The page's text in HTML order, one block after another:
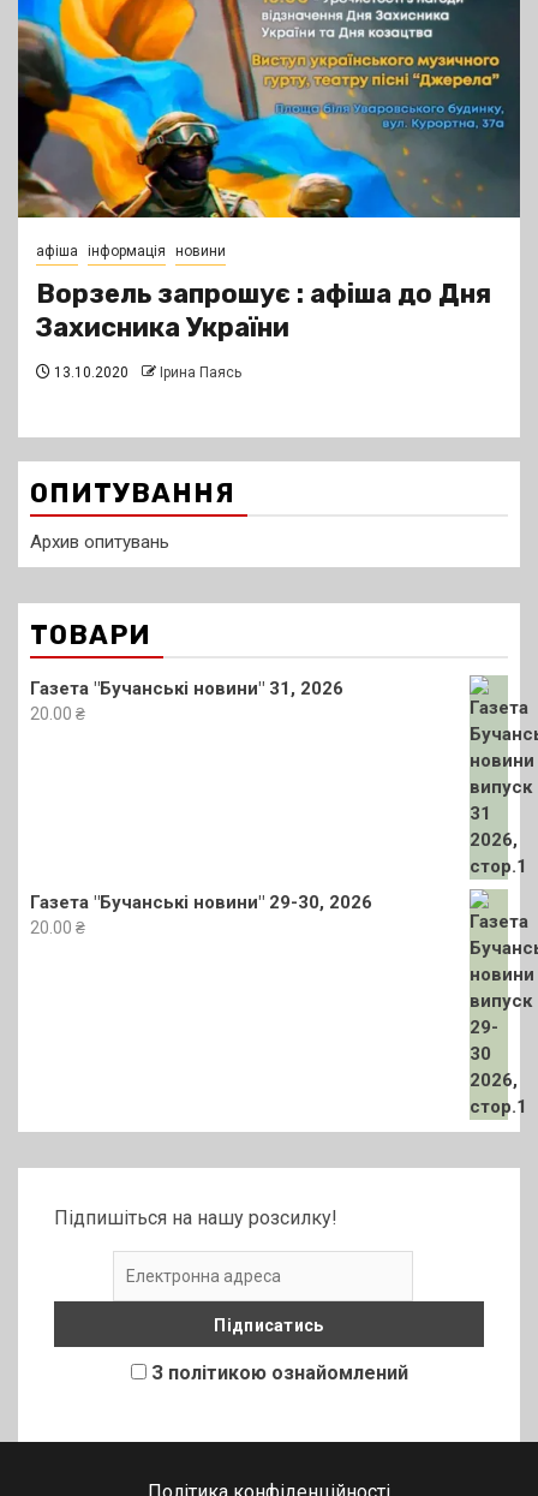
афіша інформація новини
Ворзель запрошує : афіша до Дня
Захисника України
13.10.2020 Ірина Паясь
ОПИТУВАННЯ
Архив опитувань
ТОВАРИ
Газета "Бучанські новини" 31, 2026
20.00 ₴
Газета "Бучанські новини" 29-30, 2026
20.00 ₴
Підпишіться на нашу розсилку!
З політикою ознайомлений